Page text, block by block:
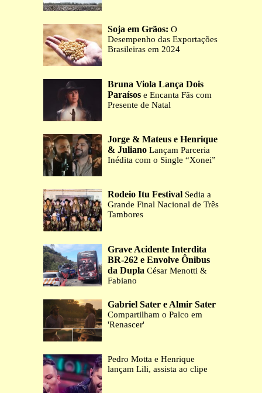
Soja em Grãos: O
Desempenho das Exportações
Brasileiras em 2024
Bruna Viola Lança Dois
Paraísos e Encanta Fãs com
Presente de Natal
Jorge & Mateus e Henrique
& Juliano Lançam Parceria
Inédita com o Single “Xonei”
Rodeio Itu Festival Sedia a
Grande Final Nacional de Três
Tambores
Grave Acidente Interdita
BR-262 e Envolve Ônibus
da Dupla César Menotti &
Fabiano
Gabriel Sater e Almir Sater
Compartilham o Palco em
'Renascer'
Pedro Motta e Henrique
lançam Lili, assista ao clipe